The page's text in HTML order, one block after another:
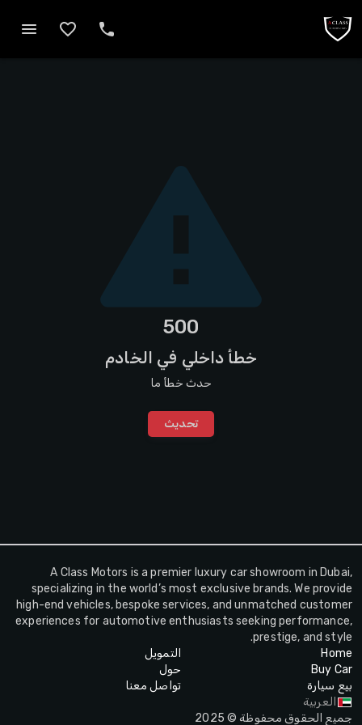
500
خطأ داخلي في الخادم
حدث خطأ ما
تحديث
A Class Motors is a premier luxury car showroom in Dubai,
specializing in the world’s most exclusive brands. We provide
high-end vehicles, bespoke services, and unmatched customer
experiences for automotive enthusiasts seeking performance,
prestige, and style.
Home
Buy Car
بيع سيارة
التمويل
حول
تواصل معنا
العربية
جميع الحقوق محفوظة © 2025